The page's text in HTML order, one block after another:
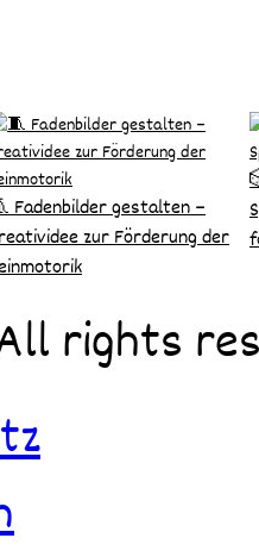
Fadenbilder gestalten –
zur Förderung der
rights